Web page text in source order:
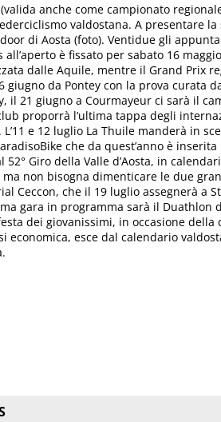
anche come campionato
valdostana. A presentare
di Aosta (foto). Ventidue gli
è fissato per sabato 16
dalle Aquile, mentre il Grand Prix
da Pontey con la prova curata
il 21 giugno a Courmayeur ci sarà il
proporrà l’ultima tappa degli
e 12 luglio La Thuile manderà in
che da quest’anno è
Giro della Valle d’Aosta, in
non bisogna dimenticare le due
Ceccon, che il 19 luglio assegnerà a
gara in programma sarà il Duathlon
dei giovanissimi, in occasione
economica, esce dal calendario